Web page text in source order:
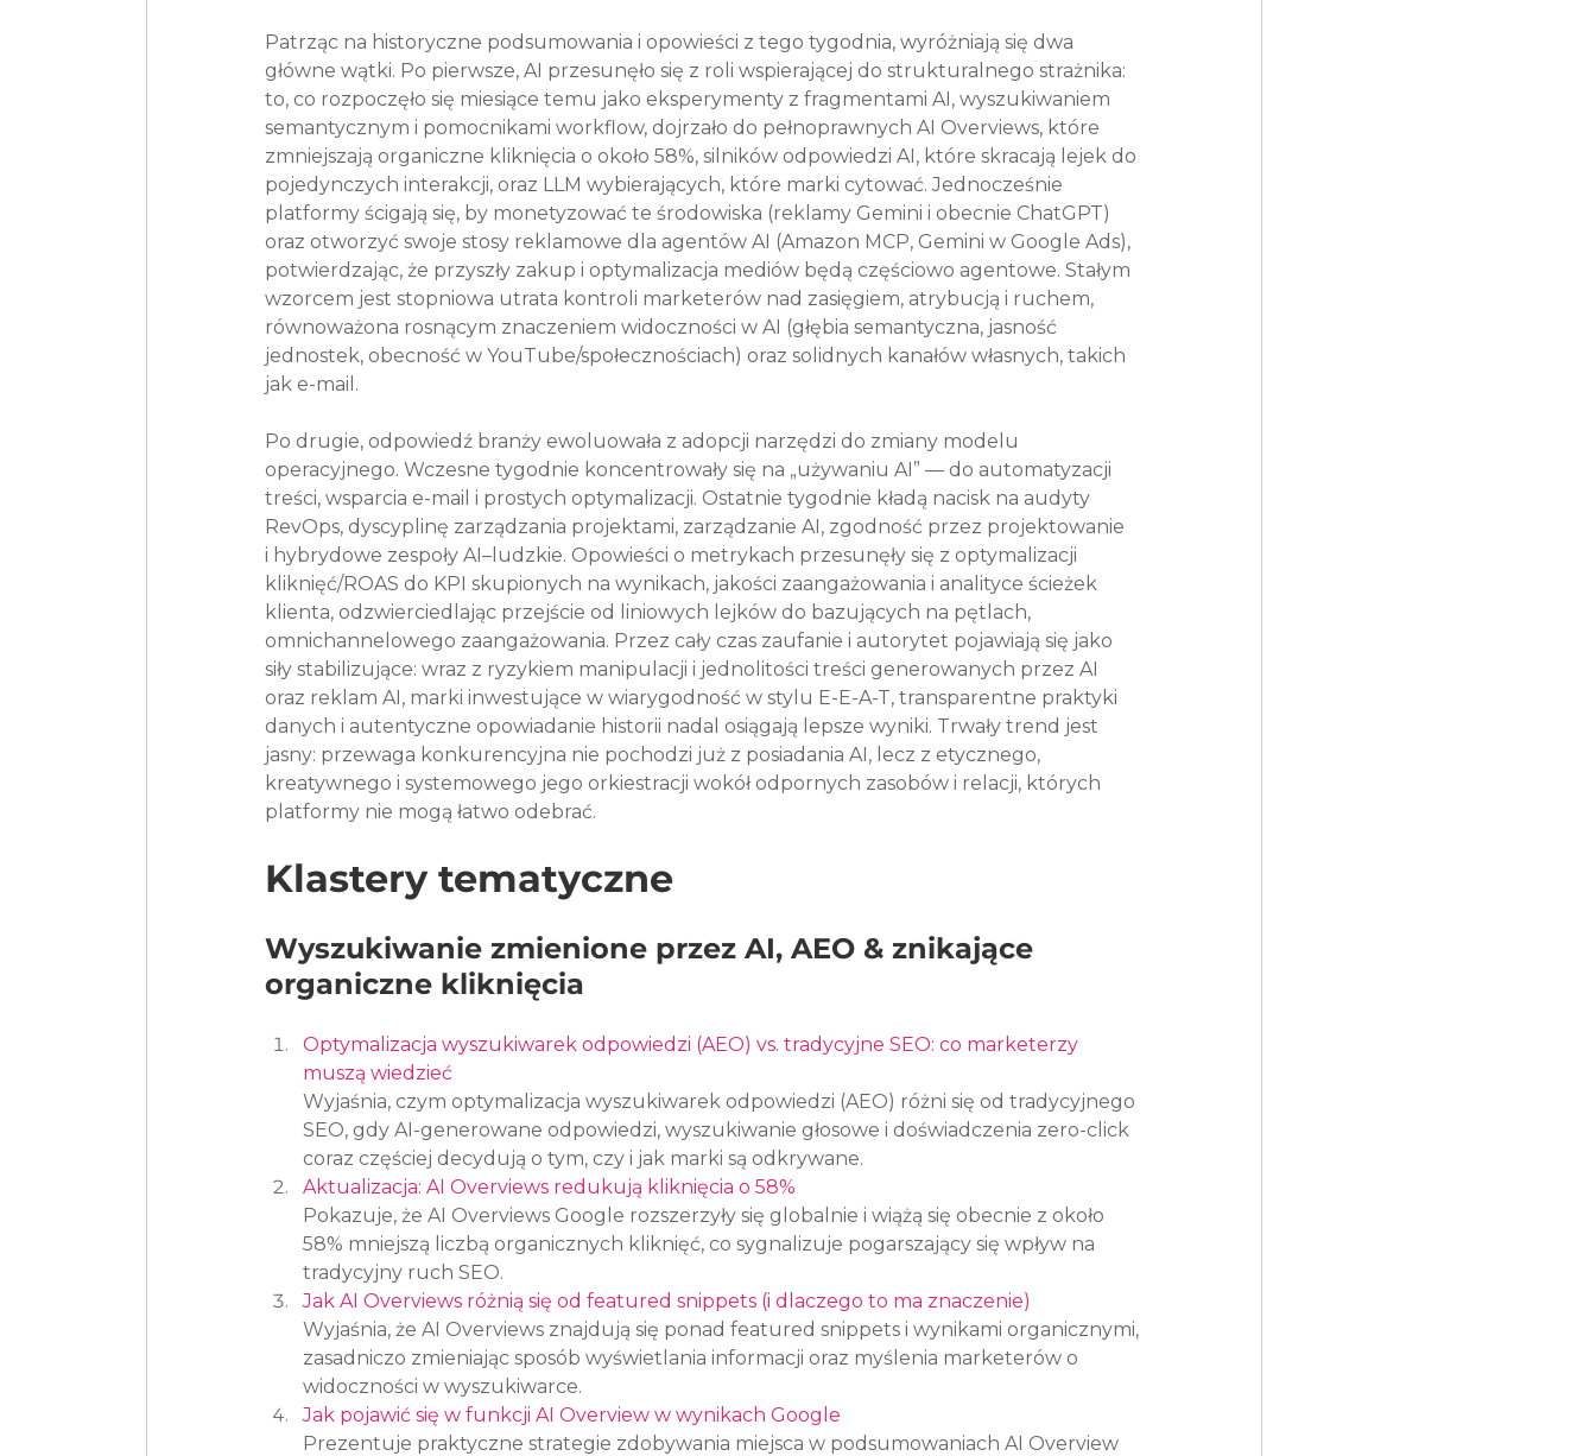
Patrząc na historyczne podsumowania i opowieści z tego tygodnia, wyróżniają się dwa
główne wątki. Po pierwsze, AI przesunęło się z roli wspierającej do strukturalnego strażnika:
to, co rozpoczęło się miesiące temu jako eksperymenty z fragmentami AI, wyszukiwaniem
semantycznym i pomocnikami workflow, dojrzało do pełnoprawnych AI Overviews, które
zmniejszają organiczne kliknięcia o około 58%, silników odpowiedzi AI, które skracają lejek do
pojedynczych interakcji, oraz LLM wybierających, które marki cytować. Jednocześnie
platformy ścigają się, by monetyzować te środowiska (reklamy Gemini i obecnie ChatGPT)
oraz otworzyć swoje stosy reklamowe dla agentów AI (Amazon MCP, Gemini w Google Ads),
potwierdzając, że przyszły zakup i optymalizacja mediów będą częściowo agentowe. Stałym
wzorcem jest stopniowa utrata kontroli marketerów nad zasięgiem, atrybucją i ruchem,
równoważona rosnącym znaczeniem widoczności w AI (głębia semantyczna, jasność
jednostek, obecność w YouTube/społecznościach) oraz solidnych kanałów własnych, takich
jak e-mail.
Po drugie, odpowiedź branży ewoluowała z adopcji narzędzi do zmiany modelu
operacyjnego. Wczesne tygodnie koncentrowały się na „używaniu AI” — do automatyzacji
treści, wsparcia e-mail i prostych optymalizacji. Ostatnie tygodnie kładą nacisk na audyty
RevOps, dyscyplinę zarządzania projektami, zarządzanie AI, zgodność przez projektowanie
i hybrydowe zespoły AI–ludzkie. Opowieści o metrykach przesunęły się z optymalizacji
kliknięć/ROAS do KPI skupionych na wynikach, jakości zaangażowania i analityce ścieżek
klienta, odzwierciedlając przejście od liniowych lejków do bazujących na pętlach,
omnichannelowego zaangażowania. Przez cały czas zaufanie i autorytet pojawiają się jako
siły stabilizujące: wraz z ryzykiem manipulacji i jednolitości treści generowanych przez AI
oraz reklam AI, marki inwestujące w wiarygodność w stylu E-E-A-T, transparentne praktyki
danych i autentyczne opowiadanie historii nadal osiągają lepsze wyniki. Trwały trend jest
jasny: przewaga konkurencyjna nie pochodzi już z posiadania AI, lecz z etycznego,
kreatywnego i systemowego jego orkiestracji wokół odpornych zasobów i relacji, których
platformy nie mogą łatwo odebrać.
Klastery tematyczne
Wyszukiwanie zmienione przez AI, AEO & znikające
organiczne kliknięcia
Optymalizacja wyszukiwarek odpowiedzi (AEO) vs. tradycyjne SEO: co marketerzy
muszą wiedzieć
Wyjaśnia, czym optymalizacja wyszukiwarek odpowiedzi (AEO) różni się od tradycyjnego
SEO, gdy AI-generowane odpowiedzi, wyszukiwanie głosowe i doświadczenia zero-click
coraz częściej decydują o tym, czy i jak marki są odkrywane.
Aktualizacja: AI Overviews redukują kliknięcia o 58%
Pokazuje, że AI Overviews Google rozszerzyły się globalnie i wiążą się obecnie z około
58% mniejszą liczbą organicznych kliknięć, co sygnalizuje pogarszający się wpływ na
tradycyjny ruch SEO.
Jak AI Overviews różnią się od featured snippets (i dlaczego to ma znaczenie)
Wyjaśnia, że AI Overviews znajdują się ponad featured snippets i wynikami organicznymi,
zasadniczo zmieniając sposób wyświetlania informacji oraz myślenia marketerów o
widoczności w wyszukiwarce.
Jak pojawić się w funkcji AI Overview w wynikach Google
Prezentuje praktyczne strategie zdobywania miejsca w podsumowaniach AI Overview